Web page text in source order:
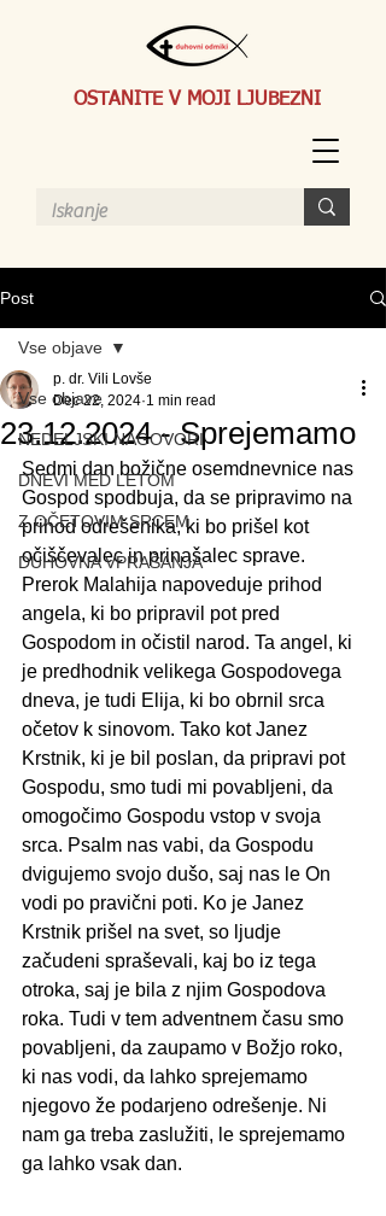
OSTANITE V MOJI LJUBEZNI
Post
Vse objave
NEDELJSKI NAGOVORI
DNEVI MED LETOM
Z OČETOVIM SRCEM
DUHOVNA VPRAŠANJA
Vse objave
23.12.2024 - Sprejemamo
p. dr. Vili Lovše
Dec 22, 2024 1 min read
Sedmi dan božične osemdnevnice nas
Gospod spodbuja, da se pripravimo na
prihod odrešenika, ki bo prišel kot
očiščevalec in prinašalec sprave.
Prerok Malahija napoveduje prihod
angela, ki bo pripravil pot pred
Gospodom in očistil narod. Ta angel, ki
je predhodnik velikega Gospodovega
dneva, je tudi Elija, ki bo obrnil srca
očetov k sinovom. Tako kot Janez
Krstnik, ki je bil poslan, da pripravi pot
Gospodu, smo tudi mi povabljeni, da
omogočimo Gospodu vstop v svoja
srca. Psalm nas vabi, da Gospodu
dvigujemo svojo dušo, saj nas le On
vodi po pravični poti. Ko je Janez
Krstnik prišel na svet, so ljudje
začudeni spraševali, kaj bo iz tega
otroka, saj je bila z njim Gospodova
roka. Tudi v tem adventnem času smo
povabljeni, da zaupamo v Božjo roko,
ki nas vodi, da lahko sprejemamo
njegovo že podarjeno odrešenje. Ni
nam ga treba zaslužiti, le sprejemamo
ga lahko vsak dan.